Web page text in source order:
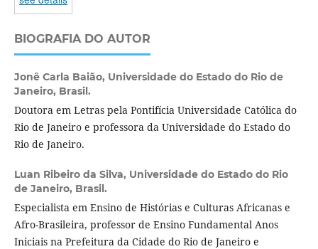
BIOGRAFIA DO AUTOR
Jonê Carla Baião, Universidade do Estado do Rio de
Janeiro, Brasil.
Doutora em Letras pela Pontifícia Universidade Católica do
Rio de Janeiro e professora da Universidade do Estado do
Rio de Janeiro.
Luan Ribeiro da Silva, Universidade do Estado do Rio
de Janeiro, Brasil.
Especialista em Ensino de Histórias e Culturas Africanas e
Afro-Brasileira, professor de Ensino Fundamental Anos
Iniciais na Prefeitura da Cidade do Rio de Janeiro e